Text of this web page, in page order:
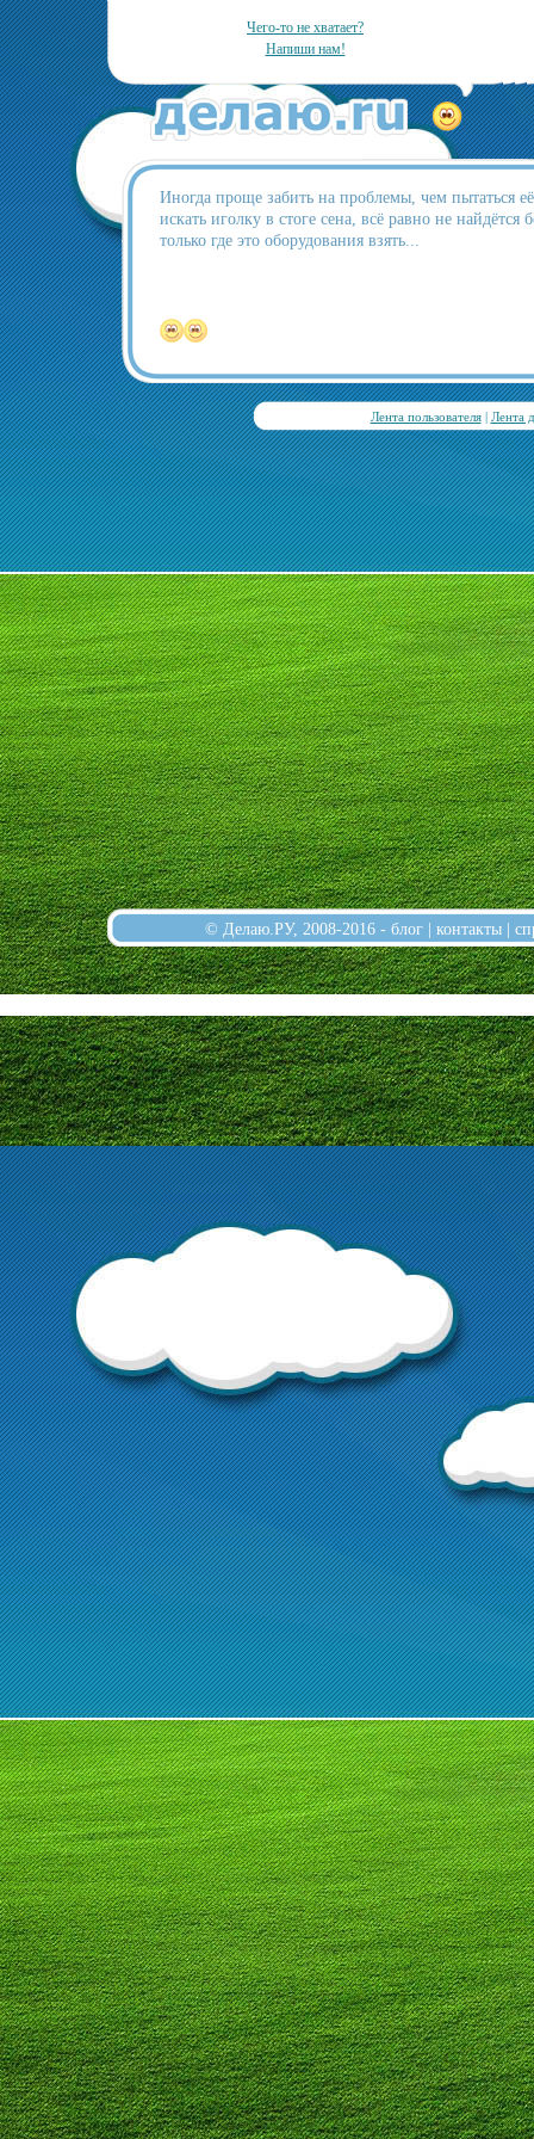
Чего-то не хватает?
Напиши нам!
Иногда проще забить на проблемы, чем пытаться
искать иголку в стоге сена, всё равно не найдётся
только где это оборудования взять...
Лента пользователя| Лента
© Делаю.РУ, 2008-2016 - блог | контакты |